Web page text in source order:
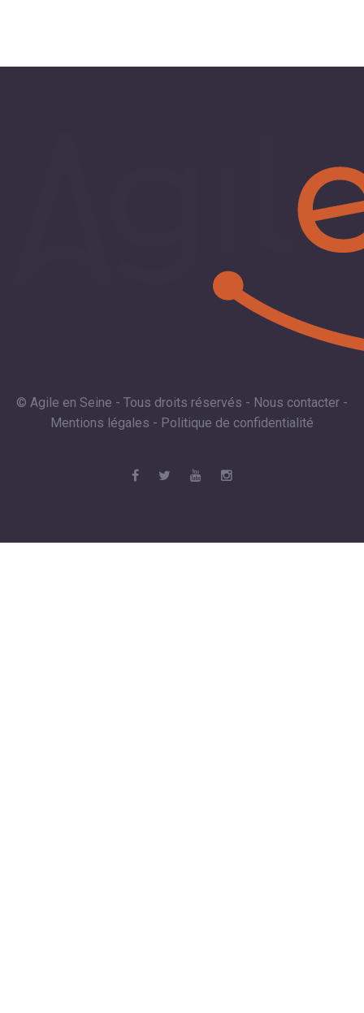
© Agile en Seine - Tous droits réservés - Nous contacter -
Mentions légales - Politique de confidentialité